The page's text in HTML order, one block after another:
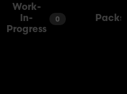
Work-
In-
Progress
0 Packs